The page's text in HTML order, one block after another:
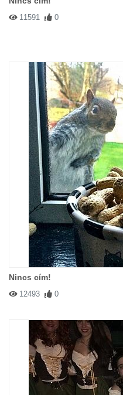
11591 0
Nincs cím!
12493 0